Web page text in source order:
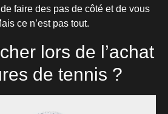
faire des pas de côté et de vous
ce n’est pas tout.
lors de l’achat
de tennis ?